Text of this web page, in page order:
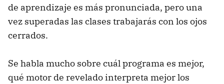
de aprendizaje es más pronunciada, pero una
vez superadas las clases trabajarás con los ojos
cerrados.
Se habla mucho sobre cuál programa es mejor,
qué motor de revelado interpreta mejor los